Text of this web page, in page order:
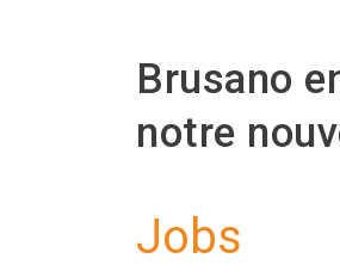
Brusano
notre
Jobs